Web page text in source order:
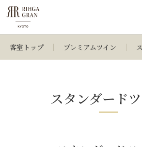
客室トップ プレミアムツイン
スタンダード